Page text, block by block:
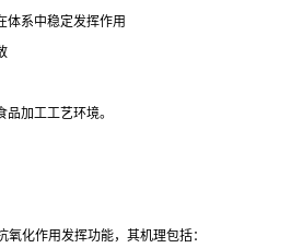
体系中稳定发挥作用
加工工艺环境。
化作用发挥功能，其机理包括：